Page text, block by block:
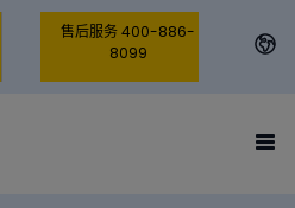
售后服务 400-886-
8099